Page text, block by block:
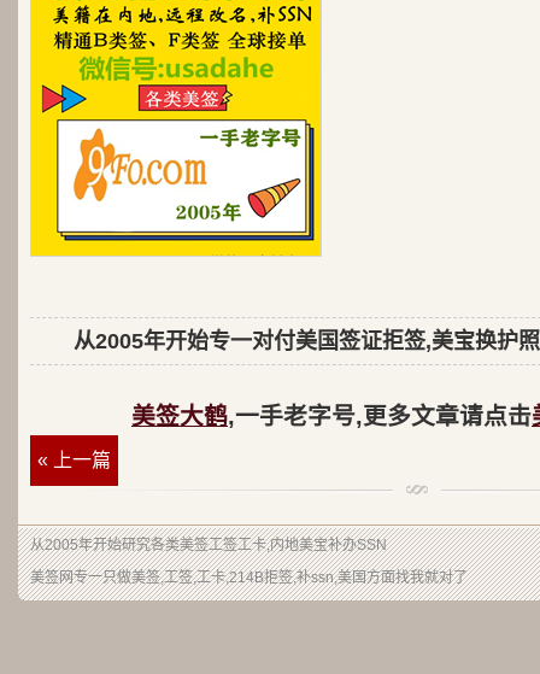
从2005年开始专一对付美国签证拒签,美宝换护
美签大鹤,一手老字号,更多文章请点击
« 上一篇
从2005年开始研究各类美签工签工卡,内地美宝补办SSN
美签网专一只做美签,工签,工卡,214B拒签,补ssn,美国方面找我就对了